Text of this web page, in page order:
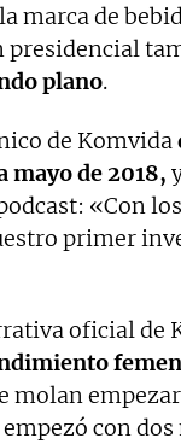
marca de
presidencial
plano.
de Komvida
mayo de 2018,
«Con
primer
oficial de
molan
empezó con